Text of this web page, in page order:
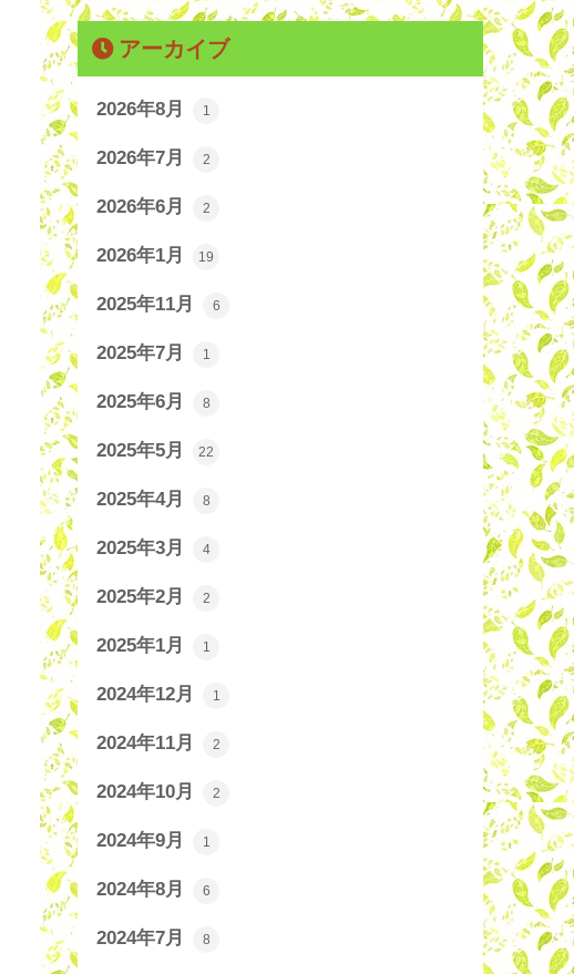
アーカイブ
2026年8月 1
2026年7月 2
2026年6月 2
2026年1月 19
2025年11月 6
2025年7月 1
2025年6月 8
2025年5月 22
2025年4月 8
2025年3月 4
2025年2月 2
2025年1月 1
2024年12月 1
2024年11月 2
2024年10月 2
2024年9月 1
2024年8月 6
2024年7月 8